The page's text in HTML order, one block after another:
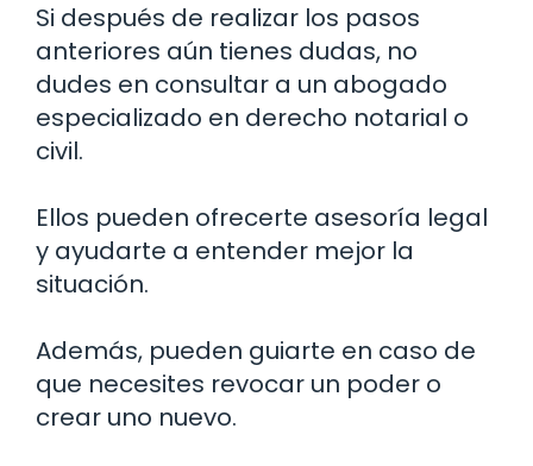
Si después de realizar los pasos
anteriores aún tienes dudas, no
dudes en consultar a un abogado
especializado en derecho notarial o
civil.
Ellos pueden ofrecerte asesoría legal
y ayudarte a entender mejor la
situación.
Además, pueden guiarte en caso de
que necesites revocar un poder o
crear uno nuevo.